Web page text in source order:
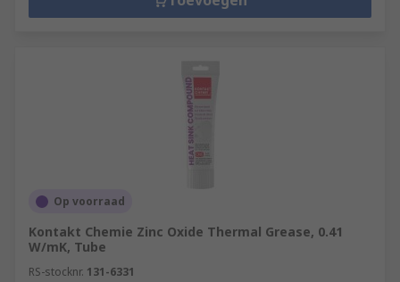
Op voorraad
Kontakt Chemie Zinc Oxide Thermal Grease, 0.41
W/mK, Tube
RS-stocknr. 131-6331